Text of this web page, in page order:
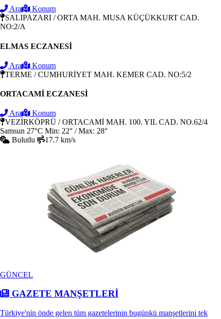
Ara
Konum
SALIPAZARI / ORTA MAH. MUSA KÜÇÜKKURT CAD.
NO:2/A
ELMAS ECZANESİ
Ara
Konum
TERME / CUMHURİYET MAH. KEMER CAD. NO:5/2
ORTACAMİ ECZANESİ
Ara
Konum
VEZİRKÖPRÜ / ORTACAMİ MAH. 100. YIL CAD. NO.62/4
Samsun 27°C Min: 22° / Max: 28°
Bulutlu
17.7 km/s
GÜNCEL
GAZETE MANŞETLERİ
Türkiye'nin önde gelen tüm gazetelerinin bugünkü manşetlerini tek